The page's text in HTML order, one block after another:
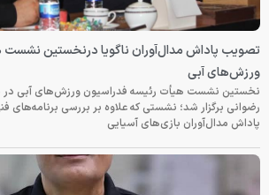
تصویب پاداش مدال‌آوران ناگویا درنخستین نشست
ورزش‌های آبی
نخستین نشست هیأت رئیسه فدراسیون ورزش‌های آبی
رضوانی برگزار شد؛ نشستی که علاوه بر بررسی برنامه‌های
پاداش مدال‌آوران بازی‌های آسیایی